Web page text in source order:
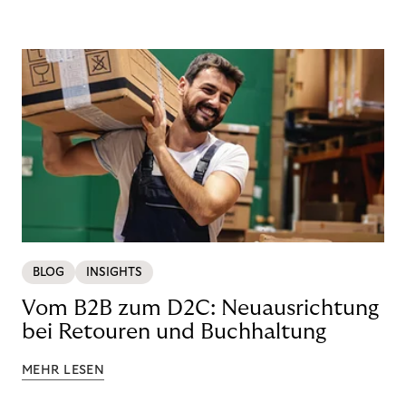
BLOG INSIGHTS
Vom B2B zum D2C: Neuausrichtung
bei Retouren und Buchhaltung
MEHR LESEN